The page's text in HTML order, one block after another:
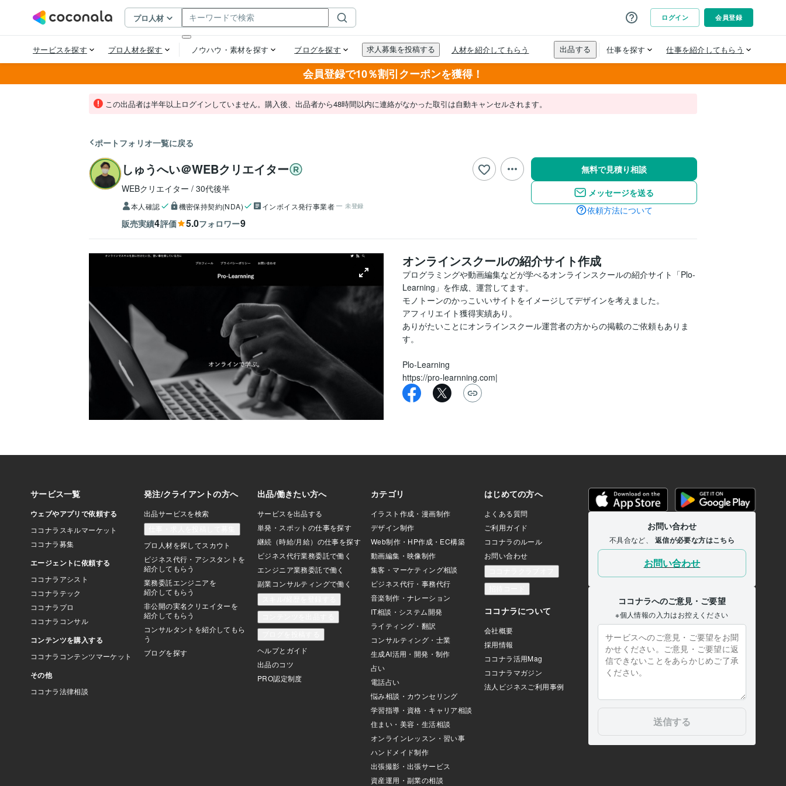
会員登録で10％割引クーポンを獲得！
この出品者は半年以上ログインしていません。購入後、出品者から48時間以内に連絡がなかった取引は自動キャンセルされます。
ポートフォリオ一覧に戻る
しゅうへい＠WEBクリエイター
WEBクリエイター 30代後半
本人確認 機密保持契約(NDA) インボイス発行事業者 未登録
販売実績4評価 5.0フォロワー9
無料で見積り相談
メッセージを送る
依頼方法について
オンラインスクールの紹介サイト作成
プログラミングや動画編集などが学べるオンラインスクールの紹介サイト「Plo-
Learning」を作成、運営してます。
モノトーンのかっこいいサイトをイメージしてデザインを考えました。
アフィリエイト獲得実績あり。
ありがたいことにオンラインスクール運営者の方からの掲載のご依頼もありま
す。
Plo-Learning
https://pro-learnning.com|